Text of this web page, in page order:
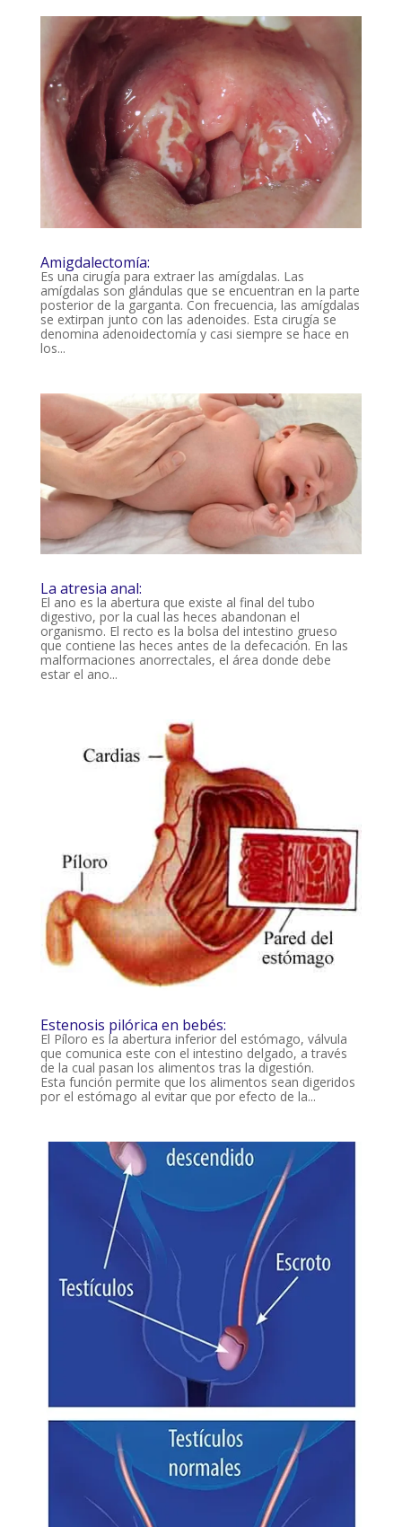
Amigdalectomía:
Es una cirugía para extraer las amígdalas. Las
amígdalas son glándulas que se encuentran en la parte
posterior de la garganta. Con frecuencia, las amígdalas
se extirpan junto con las adenoides. Esta cirugía se
denomina adenoidectomía y casi siempre se hace en
los...
La atresia anal:
El ano es la abertura que existe al final del tubo
digestivo, por la cual las heces abandonan el
organismo. El recto es la bolsa del intestino grueso
que contiene las heces antes de la defecación. En las
malformaciones anorrectales, el área donde debe
estar el ano...
Estenosis pilórica en bebés:
El Píloro es la abertura inferior del estómago, válvula
que comunica este con el intestino delgado, a través
de la cual pasan los alimentos tras la digestión.
Esta función permite que los alimentos sean digeridos
por el estómago al evitar que por efecto de la...